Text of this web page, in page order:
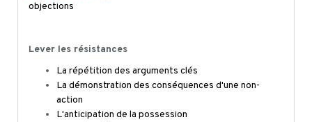
objections
Lever les résistances
La répétition des arguments clés
La démonstration des conséquences d'une non-
action
L'anticipation de la possession